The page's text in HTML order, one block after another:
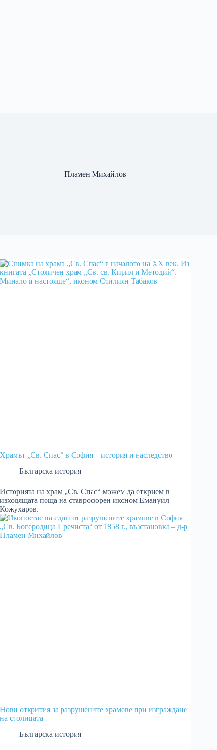
Пламен Михайлов
Храмът „Св. Спас“ в София – история и наследство
Българска история
Историята на храм „Св. Спас“ можем да открием в
изходящата поща на ставрофорен иконом Емануил
Кожухаров.
Нови открития за разрушените храмове при изграждане
на столицата
Българска история